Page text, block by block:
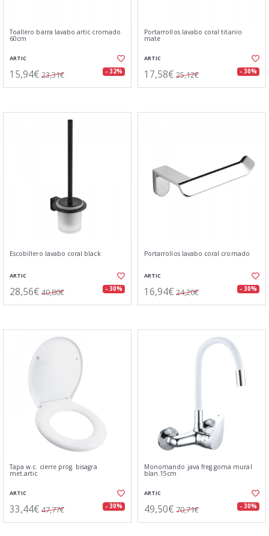
Toallero barra lavabo artic cromado
60cm
ARTIC
15,94€ 23,31€ - 32%
Portarrollos lavabo coral titanio
mate
ARTIC
17,58€ 25,12€ - 30%
Escobillero lavabo coral black
ARTIC
28,56€ 40,80€ - 30%
Portarrollos lavabo coral cromado
ARTIC
16,94€ 24,20€ - 30%
Tapa w.c. cierre prog. bisagra
met.artic
ARTIC
33,44€ 47,77€ - 30%
Monomando java freg.goma mural
blan.15cm
ARTIC
49,50€ 70,71€ - 30%